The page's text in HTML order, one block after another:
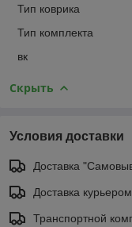
Тип коврика
Тип комплекта
вк
Скрыть
Условия доставки
Доставка
Доставка
Транспортной